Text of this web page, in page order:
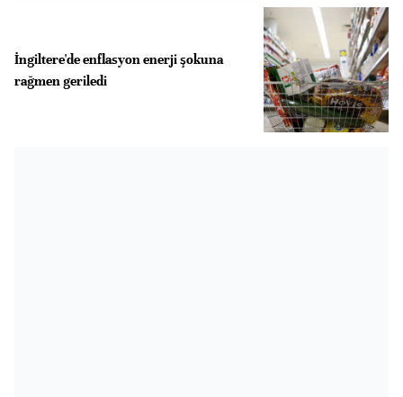
İngiltere'de enflasyon enerji şokuna
rağmen geriledi